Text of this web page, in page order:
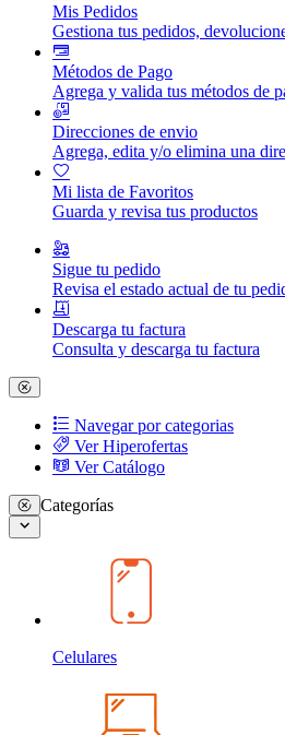
Mis Pedidos
Gestiona tus pedidos,
Métodos de Pago
Agrega y valida tus métodos de
Direcciones de envio
Agrega, edita y/o elimina una
Mi lista de Favoritos
Guarda y revisa tus productos
Sigue tu pedido
Revisa el estado actual de tu
Descarga tu factura
Consulta y descarga tu factura
Navegar por categorias
Ver Hiperofertas
Ver Catálogo
Categorías
Celulares